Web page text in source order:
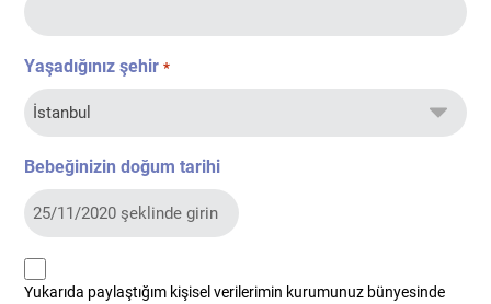
Yaşadığınız şehir *
Bebeğinizin doğum tarihi
kvkk
*
Yukarıda paylaştığım kişisel verilerimin kurumunuz bünyesinde